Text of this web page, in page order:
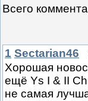
Всего
1 Sectarian46
Хорошая
ещё Ys I & II
не самая